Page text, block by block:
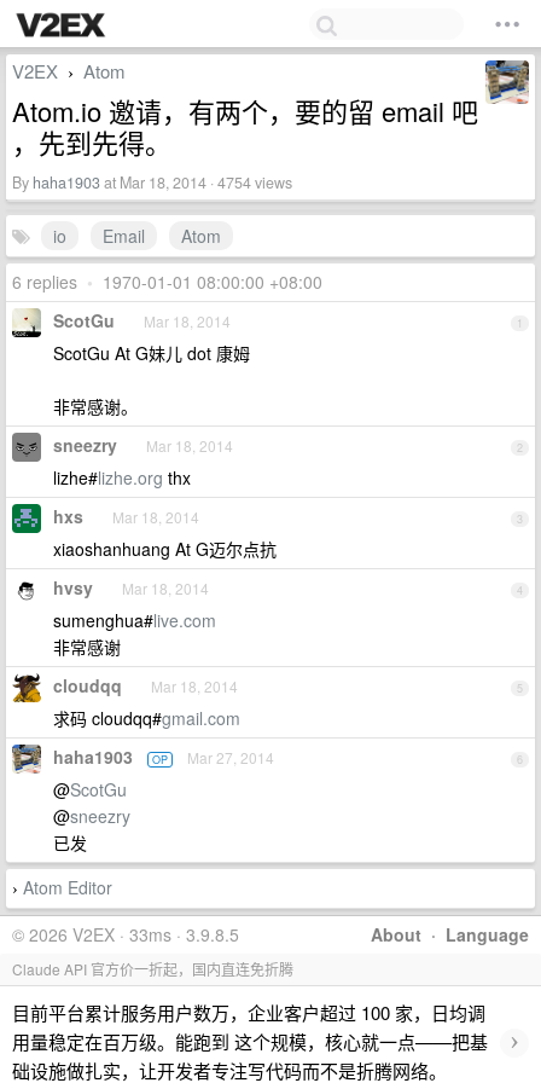
V2EX › Atom
Atom.io 邀请，有两个，要的留 email 吧
，先到先得。
By haha1903at Mar 18, 2014 · 4754 views
io Email
Atom
6 replies • 1970-01-01 08:00:00 +08:00
1
ScotGu Mar 18, 2014
ScotGu At G妹儿 dot 康姆
非常感谢。
2
sneezry Mar 18, 2014
lizhe#lizhe.org thx
3
hxs Mar 18, 2014
xiaoshanhuang At G迈尔点抗
4
hvsy Mar 18, 2014
sumenghua#live.com
非常感谢
5
cloudqq Mar 18, 2014
求码 cloudqq#gmail.com
6
haha1903 OP Mar 27, 2014
@ScotGu
@sneezry
已发
› Atom Editor
About · Language
© 2026 V2EX · 33ms · 3.9.8.5
Claude API 官方价一折起，国内直连免折腾
目前平台累计服务用户数万，企业客户超过 100 家，日均调
用量稳定在百万级。能跑到 这个规模，核心就一点——把基
础设施做扎实，让开发者专注写代码而不是折腾网络。
›